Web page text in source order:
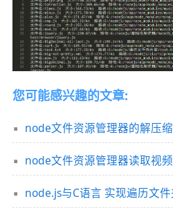
您可能感兴趣的文章:
node文件资源管理器的解压
node文件资源管理器读取视